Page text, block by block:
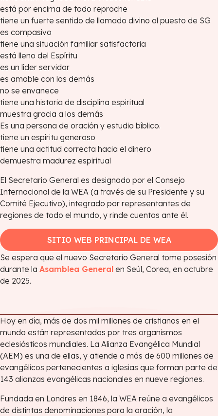
está por encima de todo reproche
tiene un fuerte sentido de llamado divino al puesto de SG
es compasivo
tiene una situación familiar satisfactoria
está lleno del Espíritu
es un líder servidor
es amable con los demás
no se envanece
tiene una historia de disciplina espiritual
muestra gracia a los demás
Es una persona de oración y estudio bíblico.
tiene un espíritu generoso
tiene una actitud correcta hacia el dinero
demuestra madurez espiritual
El Secretario General es designado por el Consejo
Internacional de la WEA (a través de su Presidente y su
Comité Ejecutivo), integrado por representantes de
regiones de todo el mundo, y rinde cuentas ante él.
SITIO WEB PRINCIPAL DE WEA
Se espera que el nuevo Secretario General tome posesión
durante la Asamblea General en Seúl, Corea, en octubre
de 2025.
Hoy en día, más de dos mil millones de cristianos en el
mundo están representados por tres organismos
eclesiásticos mundiales. La Alianza Evangélica Mundial
(AEM) es una de ellas, y atiende a más de 600 millones de
evangélicos pertenecientes a iglesias que forman parte de
143 alianzas evangélicas nacionales en nueve regiones.
Fundada en Londres en 1846, la WEA reúne a evangélicos
de distintas denominaciones para la oración, la